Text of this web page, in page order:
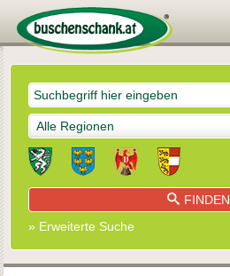
Alle Regionen
FINDEN
» Erweiterte Suche